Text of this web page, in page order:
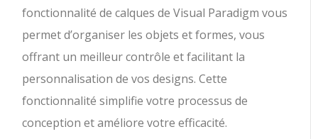
fonctionnalité de calques de Visual Paradigm vous
permet d’organiser les objets et formes, vous
offrant un meilleur contrôle et facilitant la
personnalisation de vos designs. Cette
fonctionnalité simplifie votre processus de
conception et améliore votre efficacité.